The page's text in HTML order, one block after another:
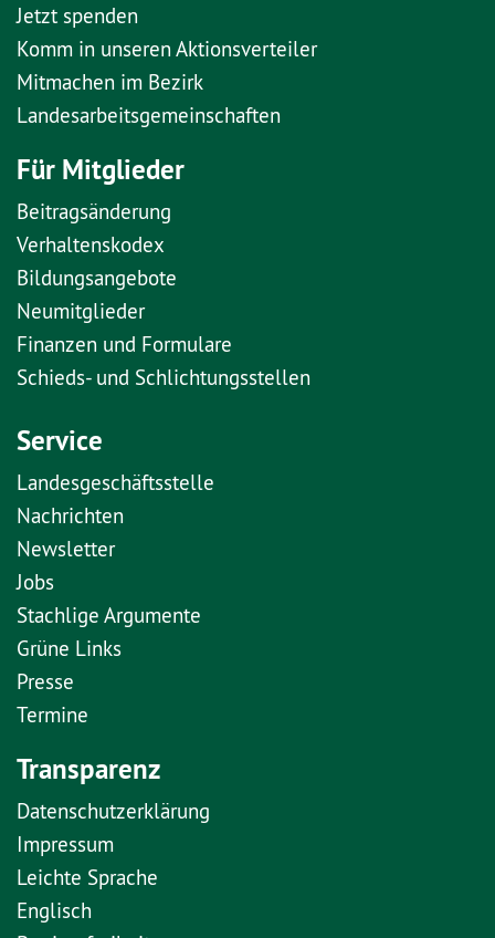
Jetzt spenden
Komm in unseren Aktionsverteiler
Mitmachen im Bezirk
Landesarbeitsgemeinschaften
Für Mitglieder
Beitragsänderung
Verhaltenskodex
Bildungsangebote
Neumitglieder
Finanzen und Formulare
Schieds- und Schlichtungsstellen
Service
Landesgeschäftsstelle
Nachrichten
Newsletter
Jobs
Stachlige Argumente
Grüne Links
Presse
Termine
Transparenz
Datenschutzerklärung
Impressum
Leichte Sprache
Englisch